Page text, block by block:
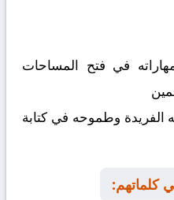
في فتح المساحات
الفريدة وطموحه في كتابة
كلماتهم: